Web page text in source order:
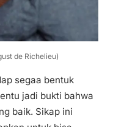
de Richelieu)
segaa bentuk
jadi bukti bahwa
baik. Sikap ini